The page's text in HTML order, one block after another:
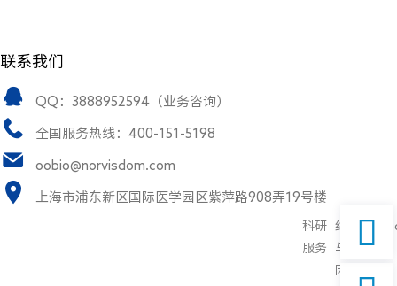
联系我们
QQ：3888952594（业务咨询）
全国服务热线：400-151-5198
oobio@norvisdom.com
上海市浦东新区国际医学园区紫萍路908弄19号楼
科研
服务
细胞
与基
因治
